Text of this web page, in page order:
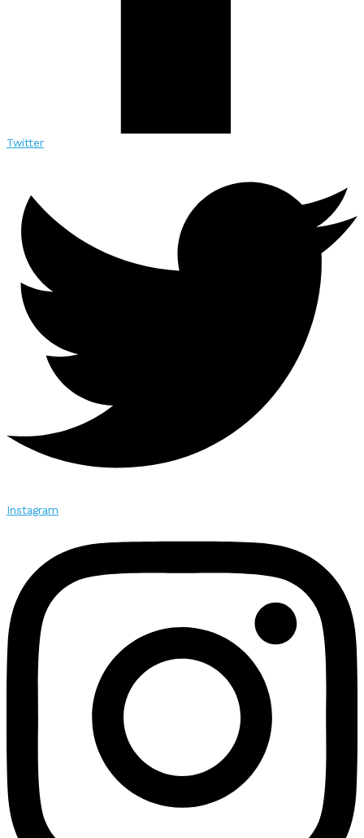
Twitter
Instagram